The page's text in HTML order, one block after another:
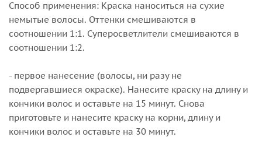
Способ применения: Краска наноситься на сухие
немытые волосы. Оттенки смешиваются в
соотношении 1:1. Суперосветлители смешиваются в
соотношении 1:2.
- первое нанесение (волосы, ни разу не
подвергавшиеся окраске). Нанесите краску на длину и
кончики волос и оставьте на 15 минут. Снова
приготовьте и нанесите краску на корни, длину и
кончики волос и оставьте на 30 минут.